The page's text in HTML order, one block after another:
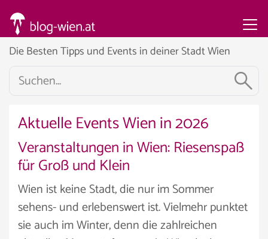
Die Besten Tipps und Events in deiner Stadt Wien
Aktuelle Events Wien in 2026
Veranstaltungen in Wien: Riesenspaß
für Groß und Klein
Wien ist keine Stadt, die nur im Sommer
sehens- und erlebenswert ist. Vielmehr punktet
sie auch im Winter, denn die zahlreichen